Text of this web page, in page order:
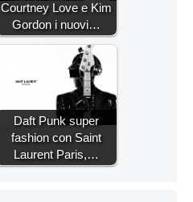
Courtney Love e Kim
Gordon i nuovi…
Daft Punk super
fashion con Saint
Laurent Paris,…